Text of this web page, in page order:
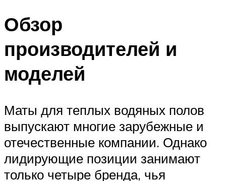
Обзор
производителей и
моделей
Маты для теплых водяных полов
выпускают многие зарубежные и
отечественные компании. Однако
лидирующие позиции занимают
только четыре бренда, чья